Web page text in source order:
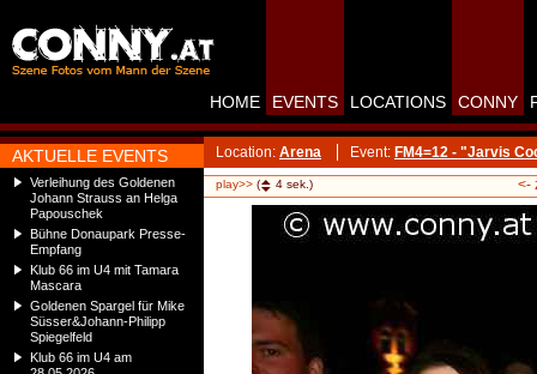
AKTUELLE EVENTS
Verleihung des Goldenen
Johann Strauss an Helga
Papouschek
Bühne Donaupark Presse-
Empfang
Klub 66 im U4 mit Tamara
Mascara
Goldenen Spargel für Mike
Süsser&Johann-Philipp
Spiegelfeld
Klub 66 im U4 am
HOME EVENTS LOCATIONS CONNY
Location: Arena Event: FM4=12 - "Jarvis
play>> ( 4 sek.) <-